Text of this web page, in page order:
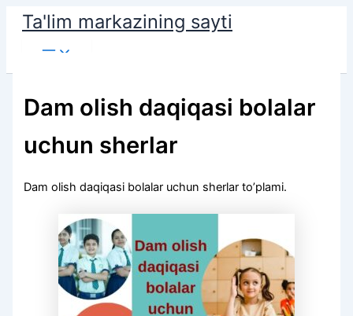
Skip
content
Ta'lim markazining sayti
Main
Dam olish daqiqasi bolalar
uchun sherlar
Dam olish daqiqasi bolalar uchun sherlar to’plami.